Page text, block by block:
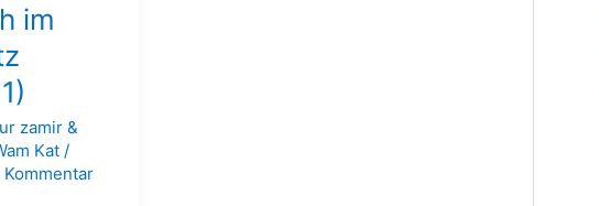
im
zamir &
Kat /